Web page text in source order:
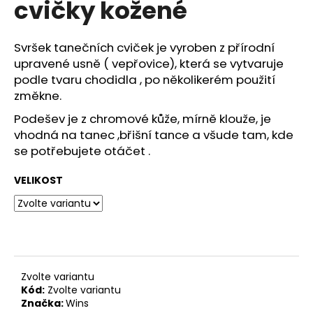
cvičky kožené
Svršek tanečních cviček je vyroben z přírodní
upravené usně ( vepřovice), která se vytvaruje
podle tvaru chodidla , po několikerém použití
změkne.
Podešev je z chromové kůže, mírně klouže, je
vhodná na tanec ,břišní tance a všude tam, kde
se potřebujete otáčet .
VELIKOST
Zvolte variantu
Kód: Zvolte variantu
Značka:Wins
a
í
t
?
p
o
u